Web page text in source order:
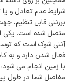
شرایط عدم تعادل و
برزنتی قابل تنظیم،
متصل شده است. یکی
آنتی شوک است که
فعال شدن دارد و به
با زمین انجام می
مفاصل شما در طول